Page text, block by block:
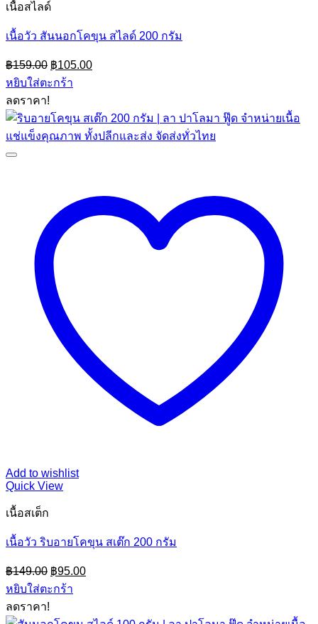
เนื้อสไลด์
เนื้อวัว สันนอกโคขุน สไลด์ 200 กรัม
฿159.00 Original
price
was:
฿105.00Current
price
หยิบใส่ตะกร้า
ลดราคา!
Add to wishlist
Quick View
เนื้อสเต็ก
เนื้อวัว ริบอายโคขุน สเต๊ก 200 กรัม
฿149.00 Original
price
was:
฿95.00Current
price
หยิบใส่ตะกร้า
ลดราคา!